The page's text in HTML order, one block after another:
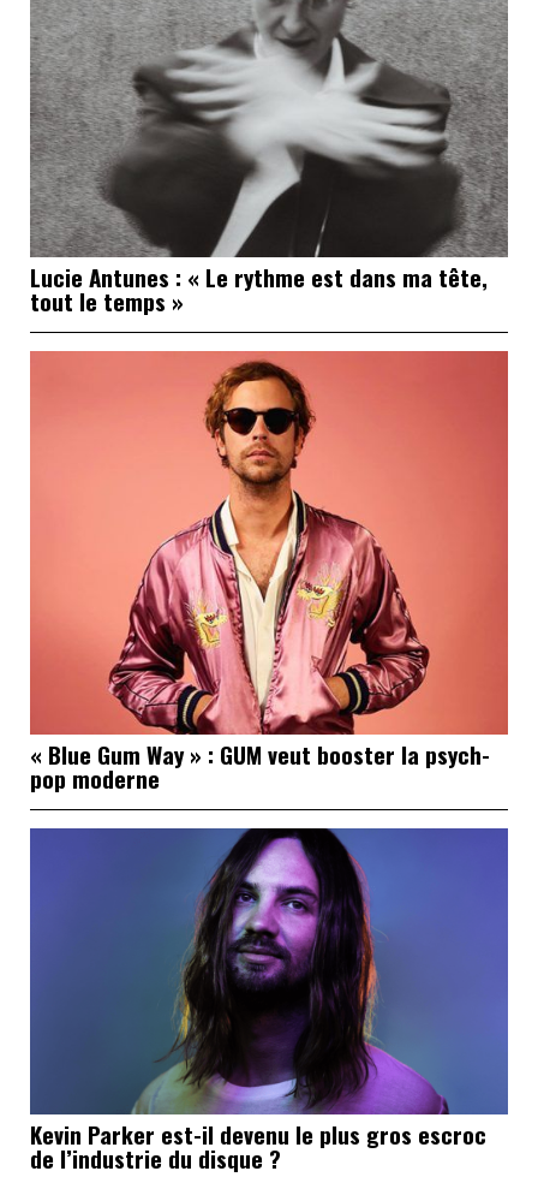
Lucie Antunes : « Le rythme est dans ma tête,
tout le temps »
« Blue Gum Way » : GUM veut booster la psych-
pop moderne
Kevin Parker est-il devenu le plus gros escroc
de l’industrie du disque ?